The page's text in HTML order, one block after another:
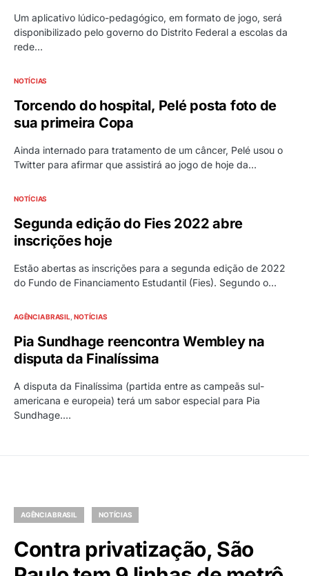
Um aplicativo lúdico-pedagógico, em formato de jogo, será
disponibilizado pelo governo do Distrito Federal a escolas da
rede…
NOTÍCIAS
Torcendo do hospital, Pelé posta foto de
sua primeira Copa
Ainda internado para tratamento de um câncer, Pelé usou o
Twitter para afirmar que assistirá ao jogo de hoje da…
NOTÍCIAS
Segunda edição do Fies 2022 abre
inscrições hoje
Estão abertas as inscrições para a segunda edição de 2022
do Fundo de Financiamento Estudantil (Fies). Segundo o…
AGÊNCIA BRASIL NOTÍCIAS
Pia Sundhage reencontra Wembley na
disputa da Finalíssima
A disputa da Finalíssima (partida entre as campeãs sul-
americana e europeia) terá um sabor especial para Pia
Sundhage.…
AGÊNCIA BRASIL NOTÍCIAS
Contra privatização, São